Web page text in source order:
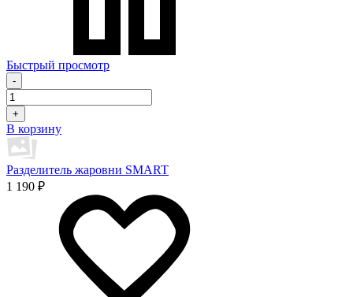
Быстрый просмотр
-
+
В корзину
Разделитель жаровни SMART
1 190 ₽